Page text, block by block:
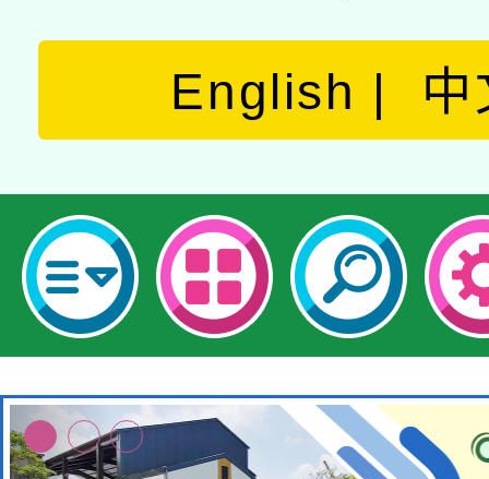
English 中